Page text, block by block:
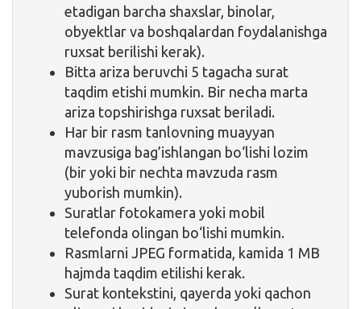
etadigan barcha shaxslar, binolar,
obyektlar va boshqalardan foydalanishga
ruxsat berilishi kerak).
Bitta ariza beruvchi 5 tagacha surat
taqdim etishi mumkin. Bir necha marta
ariza topshirishga ruxsat beriladi.
Har bir rasm tanlovning muayyan
mavzusiga bag’ishlangan bo‘lishi lozim
(bir yoki bir nechta mavzuda rasm
yuborish mumkin).
Suratlar fotokamera yoki mobil
telefonda olingan bo‘lishi mumkin.
Rasmlarni JPEG formatida, kamida 1 MB
hajmda taqdim etilishi kerak.
Surat kontekstini, qayerda yoki qachon